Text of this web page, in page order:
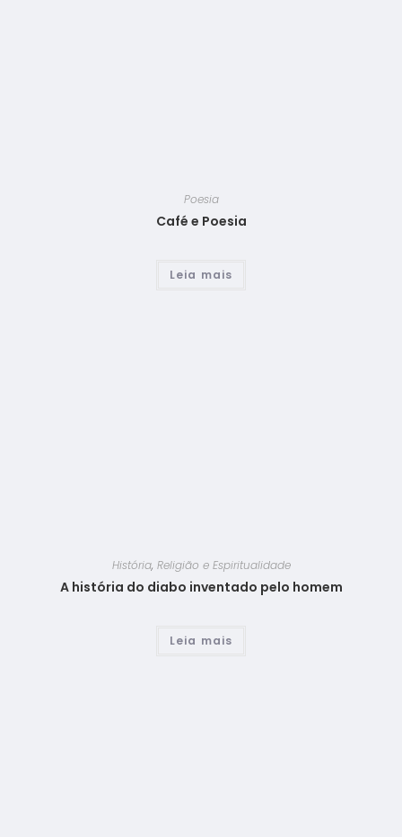
Poesia
Café e Poesia
Leia mais
História, Religião e Espiritualidade
A história do diabo inventado pelo homem
Leia mais